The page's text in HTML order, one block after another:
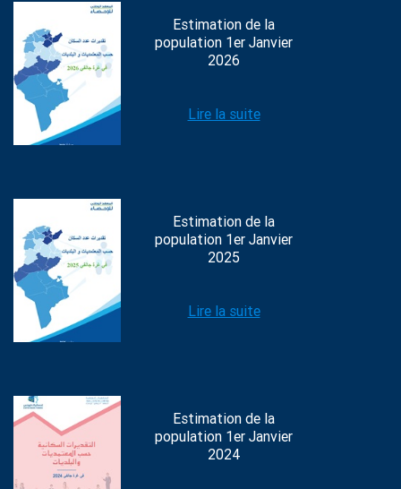
Estimation de la
population 1er Janvier
2026
Lire la suite
Estimation de la
population 1er Janvier
2025
Lire la suite
Estimation de la
population 1er Janvier
2024